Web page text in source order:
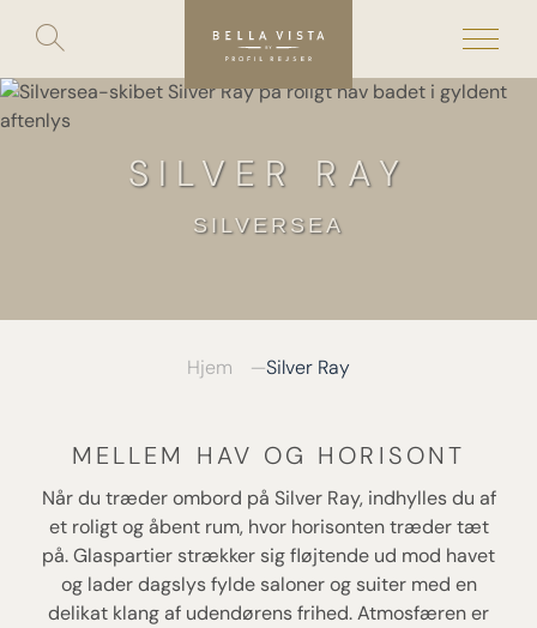
Skip
content
Toggle
search
SILVER RAY
SILVERSEA
Hjem Silver Ray
MELLEM HAV OG HORISONT
Når du træder ombord på Silver Ray, indhylles du af
et roligt og åbent rum, hvor horisonten træder tæt
på. Glaspartier strækker sig fløjtende ud mod havet
og lader dagslys fylde saloner og suiter med en
delikat klang af udendørens frihed. Atmosfæren er